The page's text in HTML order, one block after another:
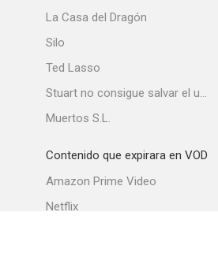
La Casa del Dragón
Silo
Ted Lasso
Stuart no consigue salvar el universo
Muertos S.L.
Contenido que expirara en VOD
Amazon Prime Video
Netflix